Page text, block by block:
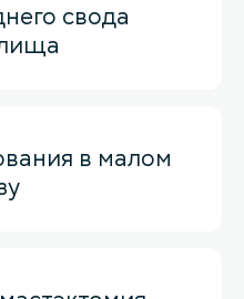
свода
в малом